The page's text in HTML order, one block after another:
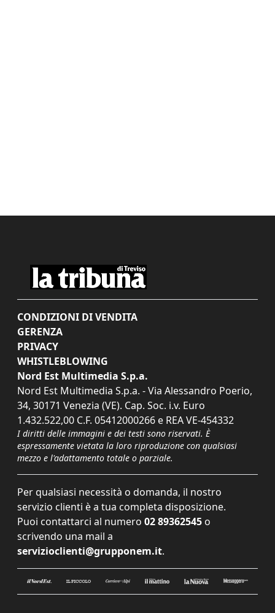
CONDIZIONI DI VENDITA
GERENZA
PRIVACY
WHISTLEBLOWING
Nord Est Multimedia S.p.a.
Nord Est Multimedia S.p.a. - Via Alessandro Poerio,
34, 30171 Venezia (VE). Cap. Soc. i.v. Euro
1.432.522,00 C.F. 05412000266 e REA VE-454332
I diritti delle immagini e dei testi sono riservati. È
espressamente vietata la loro riproduzione con qualsiasi
mezzo e l'adattamento totale o parziale.
Per qualsiasi necessità o domanda, il nostro
servizio clienti è a tua completa disposizione.
Puoi contattarci al numero 02 89362545 o
scrivendo una mail a
servizioclienti@grupponem.it.